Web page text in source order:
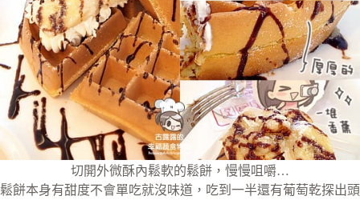
切開外微酥內鬆軟的鬆餅，慢慢咀嚼…
鬆餅本身有甜度不會單吃就沒味道，吃到一半還有葡萄乾探出頭